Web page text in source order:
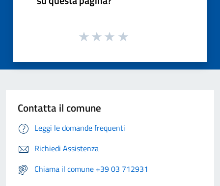
Contatta il comune
Leggi le domande frequenti
Richiedi Assistenza
Chiama il comune +39 03 712931